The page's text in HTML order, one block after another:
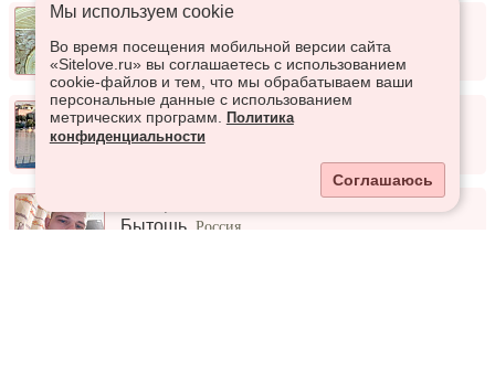
Владислав,29 лет
Брянск,Россия
Одинок
Едуард,29 лет
Брянск,Россия
Бытошь ,Россия
Мы используем сookie
Во время посещения мобильной версии сайта
«Sitelove.ru» вы соглашаетесь с использованием
cookie-файлов и тем, что мы обрабатываем ваши
персональные данные с использованием
метрических программ.
Политика
конфиденциальности
Соглашаюсь